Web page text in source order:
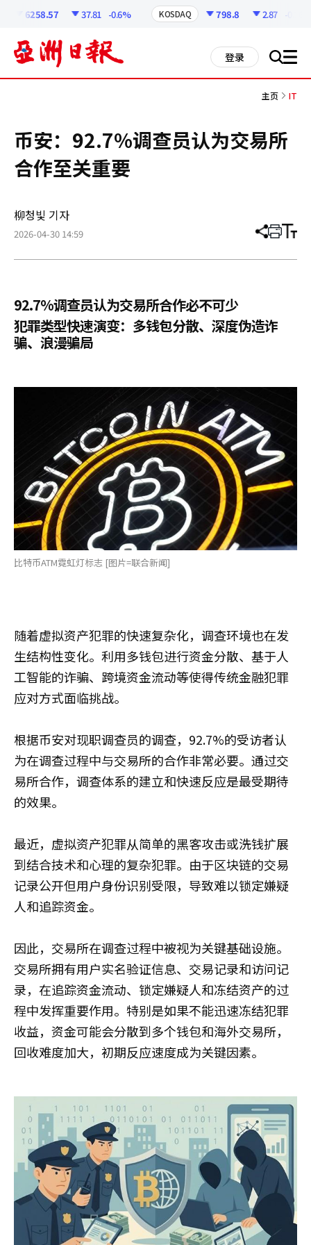
6258.57 37.81 -0.6% KOSDAQ 798.8 2.87 -0.36%
登录 搜 all
主页 IT
币安：92.7%调查员认为交易所
合作至关重要
柳청빛 기자
2026-04-30 14:59 分
章
打 调
小
92.7%调查员认为交易所合作必不可少
犯罪类型快速演变：多钱包分散、深度伪造诈
骗、浪漫骗局
比特币ATM霓虹灯标志 [图片=联合新闻]
随着虚拟资产犯罪的快速复杂化，调查环境也在发
生结构性变化。利用多钱包进行资金分散、基于人
工智能的诈骗、跨境资金流动等使得传统金融犯罪
应对方式面临挑战。
根据币安对现职调查员的调查，92.7%的受访者认
为在调查过程中与交易所的合作非常必要。通过交
易所合作，调查体系的建立和快速反应是最受期待
的效果。
最近，虚拟资产犯罪从简单的黑客攻击或洗钱扩展
到结合技术和心理的复杂犯罪。由于区块链的交易
记录公开但用户身份识别受限，导致难以锁定嫌疑
人和追踪资金。
因此，交易所在调查过程中被视为关键基础设施。
交易所拥有用户实名验证信息、交易记录和访问记
录，在追踪资金流动、锁定嫌疑人和冻结资产的过
程中发挥重要作用。特别是如果不能迅速冻结犯罪
收益，资金可能会分散到多个钱包和海外交易所，
回收难度加大，初期反应速度成为关键因素。